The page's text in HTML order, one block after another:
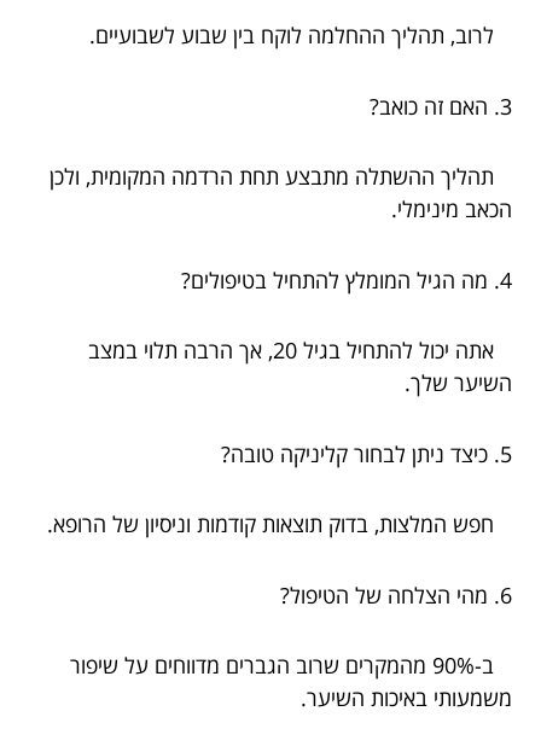
לרוב, תהליך ההחלמה לוקח בין שבוע לשבועיים.
3. האם זה כואב?
תהליך ההשתלה מתבצע תחת הרדמה המקומית, ולכן
הכאב מינימלי.
4. מה הגיל המומלץ להתחיל בטיפולים?
אתה יכול להתחיל בגיל 20, אך הרבה תלוי במצב
השיער שלך.
5. כיצד ניתן לבחור קליניקה טובה?
חפש המלצות, בדוק תוצאות קודמות וניסיון של הרופא.
6. מהי הצלחה של הטיפול?
ב-90% מהמקרים שרוב הגברים מדווחים על שיפור
משמעותי באיכות השיער.